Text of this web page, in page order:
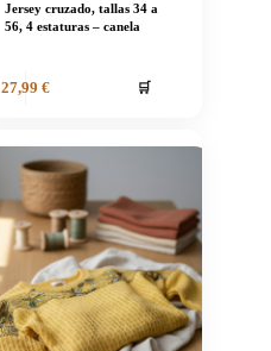
Jersey cruzado, tallas 34 a
56, 4 estaturas – canela
27,99 € 🛒